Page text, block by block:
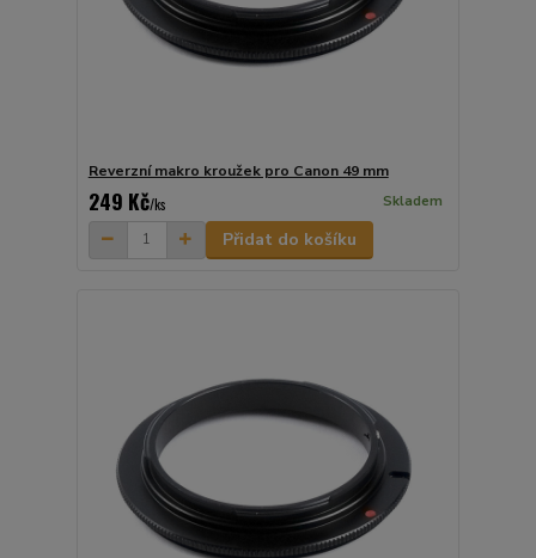
Reverzní makro kroužek pro Canon 49 mm
249 Kč/ks Skladem
Přidat do košíku